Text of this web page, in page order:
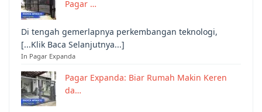
Pagar …
Di tengah gemerlapnya perkembangan teknologi,
[...Klik Baca Selanjutnya...]
In Pagar Expanda
Pagar Expanda: Biar Rumah Makin Keren
da…